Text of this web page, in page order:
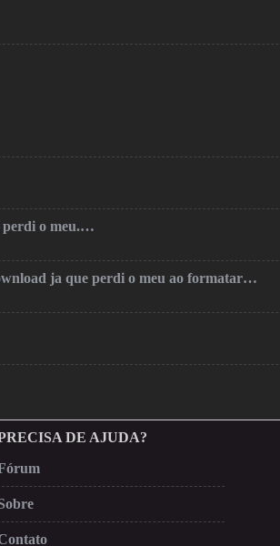
perdi o meu.…
ja que perdi o meu ao formatar…
DE AJUDA?